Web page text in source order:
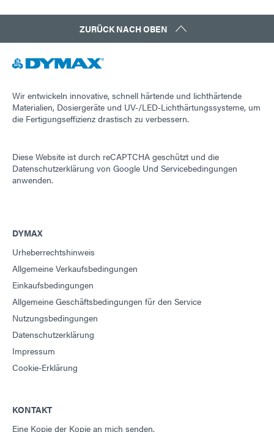
Leitfaden: Elektronikmontage (Asien | CN)
Leitfaden: Lichthärtungsgeräte (EN)
Leitfaden: Lichthärtungsgeräte (Asien|EN)
Leitfaden: Ausgabegerät (Asien|EN)
Leitfaden: Ausgabegerät (Europa|EN)
Leitfaden: Ausgabegerät (Amerika|ES)
ZURÜCK NACH OBEN
Wir entwickeln innovative, schnell härtende und lichthärtende
Materialien, Dosiergeräte und UV-/LED-Lichthärtungssysteme, um
die Fertigungseffizienz drastisch zu verbessern.
Diese Website ist durch reCAPTCHA geschützt und die
Datenschutzerklärung von Google Und Servicebedingungen
anwenden.
DYMAX
Urheberrechtshinweis
Allgemeine Verkaufsbedingungen
Einkaufsbedingungen
Allgemeine Geschäftsbedingungen für den Service
Nutzungsbedingungen
Datenschutzerklärung
Impressum
Cookie-Erklärung
KONTAKT
Eine Kopie der Kopie an mich senden.